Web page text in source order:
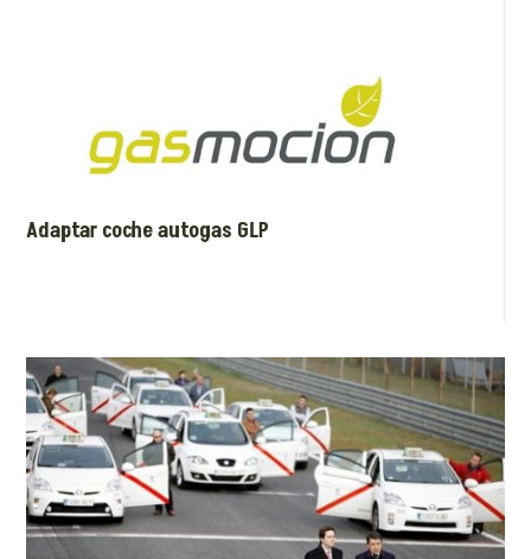
Adaptar coche autogas GLP